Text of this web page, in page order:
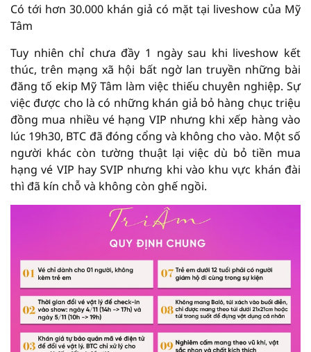
Có tới hơn 30.000 khán giả có mặt tại liveshow của Mỹ
Tâm
Tuy nhiên chỉ chưa đầy 1 ngày sau khi liveshow kết
thúc, trên mạng xã hội bất ngờ lan truyền những bài
đăng tố ekip Mỹ Tâm làm việc thiếu chuyên nghiệp. Sự
việc được cho là có những khán giả bỏ hàng chục triệu
đồng mua nhiều vé hạng VIP nhưng khi xếp hàng vào
lúc 19h30, BTC đã đóng cổng và không cho vào. Một số
người khác còn tường thuật lại việc dù bỏ tiền mua
hạng vé VIP hay SVIP nhưng khi vào khu vực khán đài
thì đã kín chỗ và không còn ghế ngồi.